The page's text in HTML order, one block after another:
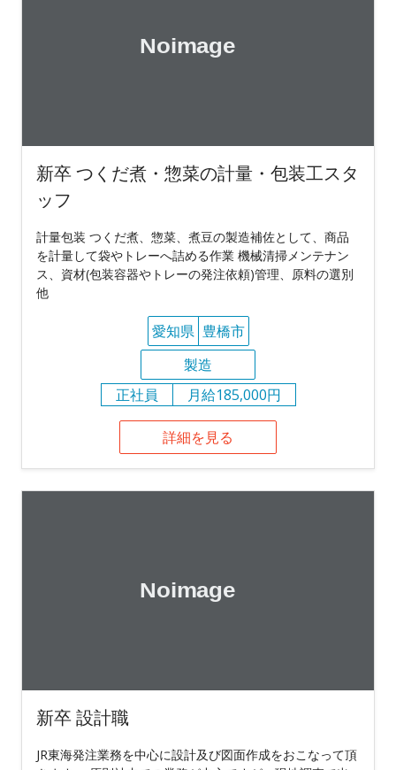
新卒 つくだ煮・惣菜の計量・包装工スタ
ッフ
計量包装 つくだ煮、惣菜、煮豆の製造補佐として、商品
を計量して袋やトレーへ詰める作業 機械清掃メンテナン
ス、資材(包装容器やトレーの発注依頼)管理、原料の選別
他
愛知県 豊橋市
製造
正社員
月給185,000円
詳細を見る
新卒 設計職
JR東海発注業務を中心に設計及び図面作成をおこなって頂